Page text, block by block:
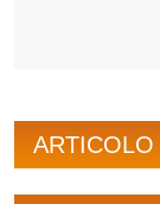
ARTICOLO